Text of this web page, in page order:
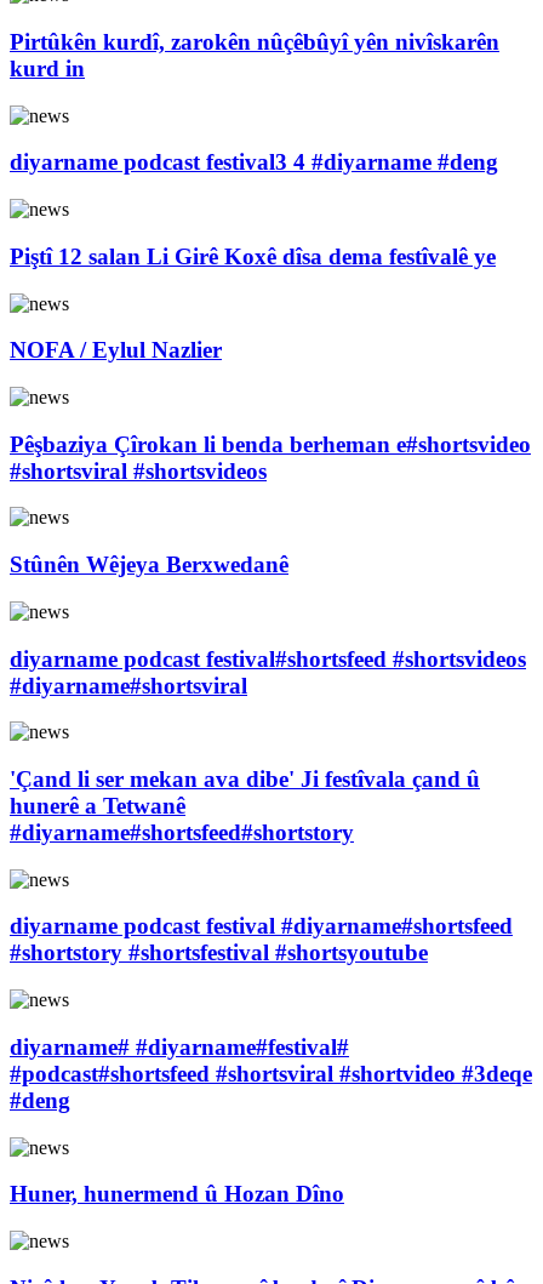
Pirtûkên kurdî, zarokên nûçêbûyî yên nivîskarên
kurd in
diyarname podcast festival3 4 #diyarname #deng
Piştî 12 salan Li Girê Koxê dîsa dema festîvalê ye
NOFA / Eylul Nazlier
Pêşbaziya Çîrokan li benda berheman e#shortsvideo
#shortsviral #shortsvideos
Stûnên Wêjeya Berxwedanê
diyarname podcast festival#shortsfeed #shortsvideos
#diyarname#shortsviral
'Çand li ser mekan ava dibe' Ji festîvala çand û
hunerê a Tetwanê
#diyarname#shortsfeed#shortstory
diyarname podcast festival #diyarname#shortsfeed
#shortstory #shortsfestival #shortsyoutube
diyarname# #diyarname#festival#
#podcast#shortsfeed #shortsviral #shortvideo #3deqe
#deng
Huner, hunermend û Hozan Dîno